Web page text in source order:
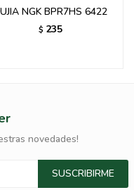
NGK BPR7HS 6422
$ 235
novedades!
SUSCRIBIRME